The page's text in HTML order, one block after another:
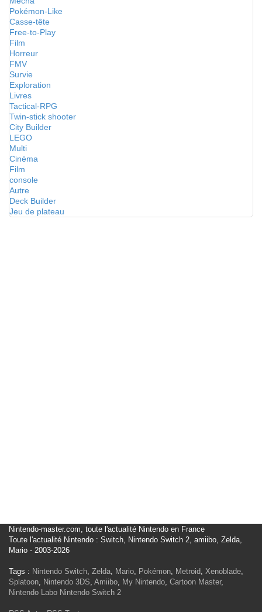
Pokémon-Like
Casse-tête
Free-to-Play
Film
Horreur
FMV
Survie
Exploration
Livres
Tactical-RPG
Twin-stick shooter
City Builder
LEGO
Multi
Cinéma
Film
console
Autre
Deck Builder
Jeu de plateau
Nintendo-master.com, toute l'actualité Nintendo en France
Toute l'actualité Nintendo : Switch, Nintendo Switch 2, amiibo, Zelda,
Mario - 2003-2026
Tags : Nintendo Switch, Zelda, Mario, Pokémon, Metroid, Xenoblade,
Splatoon, Nintendo 3DS, Amiibo, My Nintendo, Cartoon Master,
Nintendo Labo Nintendo Switch 2